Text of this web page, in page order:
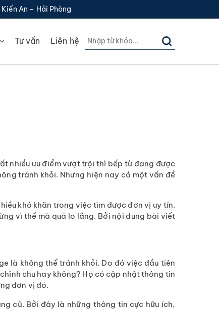
Kiến An – Hải Phòng
Tư vấn Liên hệ
nhiều ưu điểm vượt trội thì bếp từ đang được
tránh khỏi. Nhưng hiện nay có một vấn đề
khó khăn trong việc tìm được đơn vị uy tín.
vì thế mà quá lo lắng. Bởi nội dung bài viết
là không thể tránh khỏi. Do đó việc đầu tiên
chu hay không? Họ có cập nhật thông tin
đơn vị đó.
cũ. Bởi đây là những thông tin cực hữu ích,